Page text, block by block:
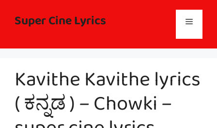
contentSuper Cine Lyrics Menu
Kavithe Kavithe lyrics
( ಕನ್ನಡ ) – Chowki –